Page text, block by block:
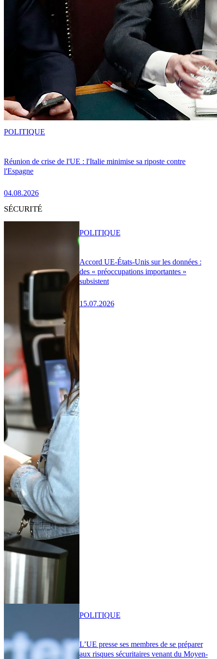
Réunion de crise de l'UE : l'Italie minimise sa riposte contre
l'Espagne
04.08.2026
POLITIQUE
SÉCURITÉ
Accord UE-États-Unis sur les données :
des « préoccupations importantes »
subsistent
15.07.2026
POLITIQUE
L’UE presse ses membres de se préparer
aux risques sécuritaires venant du Moyen-
POLITIQUE